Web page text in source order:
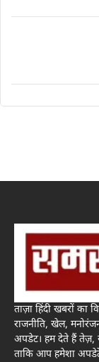
ताज़ा हिंदी खबरों का
राजनीति, खेल,
अपडेट। हम देते हैं तेज़,
ताकि आप हमेशा